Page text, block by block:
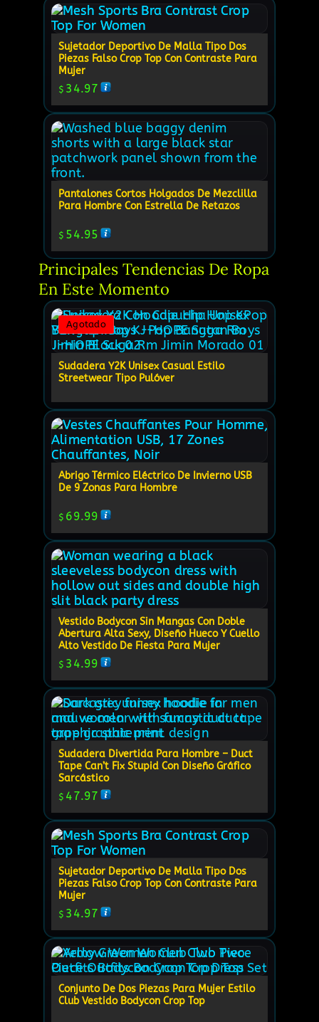
Sujetador Deportivo De Malla Tipo Dos
Piezas Falso Crop Top Con Contraste Para
Mujer
$ 34.97
Pantalones Cortos Holgados De Mezclilla
Para Hombre Con Estrella De Retazos
$ 54.95
Principales Tendencias De Ropa
En Este Momento
Agotado
Sudadera Y2K Unisex Casual Estilo
Streetwear Tipo Pulóver
Abrigo Térmico Eléctrico De Invierno USB
De 9 Zonas Para Hombre
$ 69.99
Vestido Bodycon Sin Mangas Con Doble
Abertura Alta Sexy, Diseño Hueco Y Cuello
Alto Vestido De Fiesta Para Mujer
$ 34.99
Sudadera Divertida Para Hombre – Duct
Tape Can’t Fix Stupid Con Diseño Gráfico
Sarcástico
$ 47.97
Sujetador Deportivo De Malla Tipo Dos
Piezas Falso Crop Top Con Contraste Para
Mujer
$ 34.97
Conjunto De Dos Piezas Para Mujer Estilo
Club Vestido Bodycon Crop Top